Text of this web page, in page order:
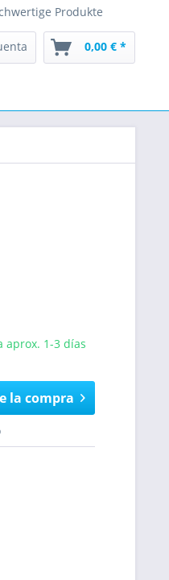
Produkte
0,00 € *
aprox. 1-3 días
la compra